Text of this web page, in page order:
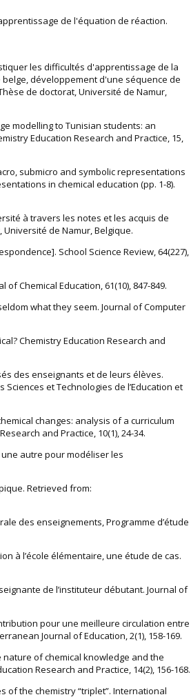
de l'équation de réaction.
les difficultés d'apprentissage de la
développement d'une séquence de
de doctorat, Université de Namur,
modelling to Tunisian students: an
Education Research and Practice, 15,
submicro and symbolic representations
in chemical education (pp. 1-8).
à travers les notes et les acquis de
de Namur, Belgique.
School Science Review, 64(227),
Chemical Education, 61(10), 847-849.
what they seem. Journal of Computer
Chemistry Education Research and
des enseignants et de leurs élèves.
et Technologies de l’Education et
changes: analysis of a curriculum
and Practice, 10(1), 24-34.
une autre pour modéliser les
Retrieved from:
des enseignements, Programme d’étude
à l’école élémentaire, une étude de cas.
de l’instituteur débutant. Journal of
pour une meilleure circulation entre
Journal of Education, 2(1), 158-169.
nature of chemical knowledge and the
Research and Practice, 14(2), 156-168.
of the chemistry “triplet”. International